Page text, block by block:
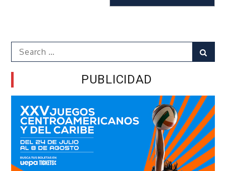
Search
for:
PUBLICIDAD